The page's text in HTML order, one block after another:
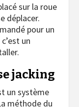
sur la roue
déplacer.
pour un
un
jacking
un système
méthode du